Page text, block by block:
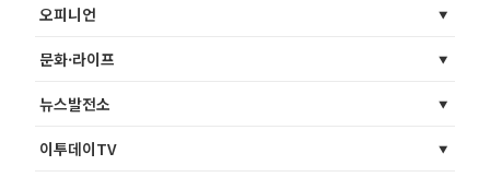
오피니언
문화·라이프
뉴스발전소
이투데이TV